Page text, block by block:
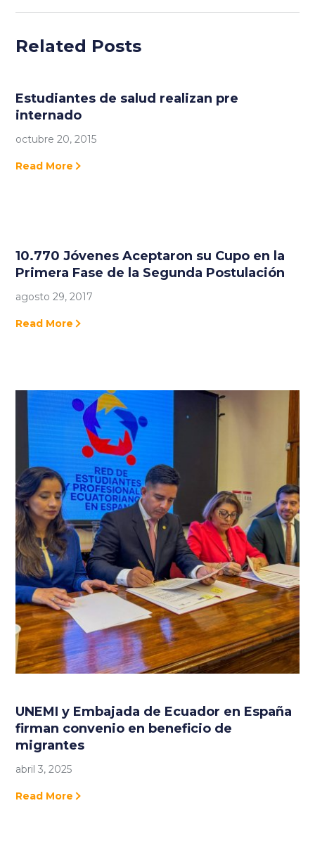
Related Posts
Estudiantes de salud realizan pre
internado
octubre 20, 2015
Read More
10.770 Jóvenes Aceptaron su Cupo en la
Primera Fase de la Segunda Postulación
agosto 29, 2017
Read More
UNEMI y Embajada de Ecuador en España
firman convenio en beneficio de
migrantes
abril 3, 2025
Read More